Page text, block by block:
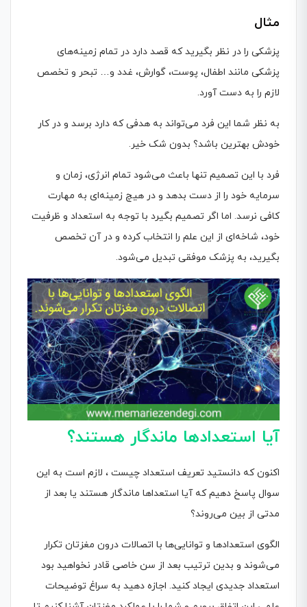
مثال
پزشکی را در نظر بگیرید که قصد دارد در تمام زمینه‌های
پزشکی مانند اطفال، پوست، گوارش، غدد و… تبحر و تخصص
لازم را به دست آورد.
به نظر شما این فرد می‌تواند به هدفی که دارد برسد و در کار
خودش بهترین باشد؟ بدون شک خیر.
فرد با این تصمیم تنها باعث می‌شود تمام انرژی، زمان و
سرمایه خود را از دست بدهد و در هیچ زمینه‌ای به مهارت
کافی نرسد. اما اگر تصمیم بگیرد با توجه به استعداد و ظرفیت
خود، شاخه‌ای از این علم را انتخاب کرده و در آن تخصص
بگیرید، به پزشک موفقی تبدیل می‌شود.
آیا استعدادها ماندگار هستند؟
اکنون که دانستید تعریف استعداد چیست ، لازم است به این
سوال پاسخ دهیم که آیا استعداها ماندگار هستند یا بعد از
مدتی از بین می‌روند؟
الگوی استعدادها و توانایی‌ها با اتصالات درون مغزتان تکرار
می‌شوند و بدین ترتیب بعد از سن خاصی قادر نخواهید بود
استعداد جدیدی ایجاد کنید. اجازه دهید به سراغ توضیحات